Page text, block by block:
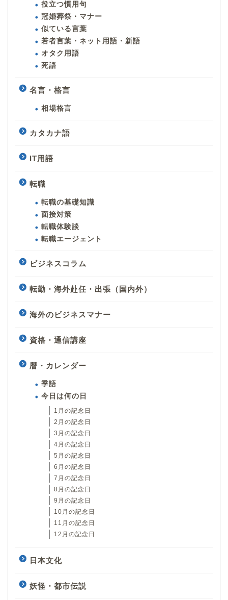
役立つ慣用句
冠婚葬祭・マナー
似ている言葉
若者言葉・ネット用語・新語
オタク用語
死語
名言・格言
相場格言
カタカナ語
IT用語
転職
転職の基礎知識
面接対策
転職体験談
転職エージェント
ビジネスコラム
転勤・海外赴任・出張（国内外）
海外のビジネスマナー
資格・通信講座
暦・カレンダー
季語
今日は何の日
1月の記念日
2月の記念日
3月の記念日
4月の記念日
5月の記念日
6月の記念日
7月の記念日
8月の記念日
9月の記念日
10月の記念日
11月の記念日
12月の記念日
日本文化
妖怪・都市伝説